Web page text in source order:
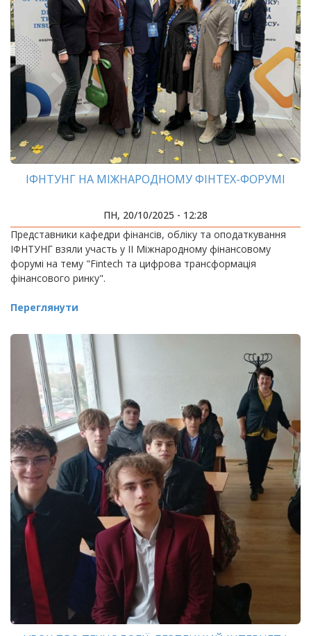
ІФНТУНГ НА МІЖНАРОДНОМУ ФІНТЕХ-ФОРУМІ
ПН, 20/10/2025 - 12:28
Представники кафедри фінансів, обліку та оподаткування
ІФНТУНГ взяли участь у II Міжнародному фінансовому
форумі на тему "Fintech та цифрова трансформація
фінансового ринку".
Переглянути